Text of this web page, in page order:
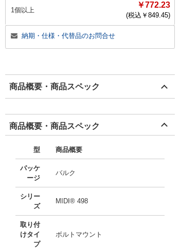
1個以上
￥772.23
(税込￥ 849.45)
納期・仕様・代替品のお問合せ
商品概要・商品スペック
商品概要・商品スペック
型 商品概要
パッケ
ージ
バルク
シリー
ズ
MIDI® 498
取り付
けタイ
プ
ボルトマウント